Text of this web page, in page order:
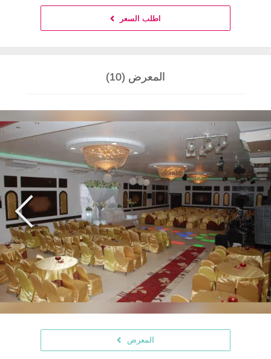
اطلب السعر
المعرض (10)
المعرض